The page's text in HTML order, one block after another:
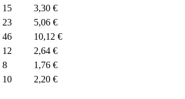
15
3,30 €
23
5,06 €
46
10,12 €
12
2,64 €
8
1,76 €
10
2,20 €